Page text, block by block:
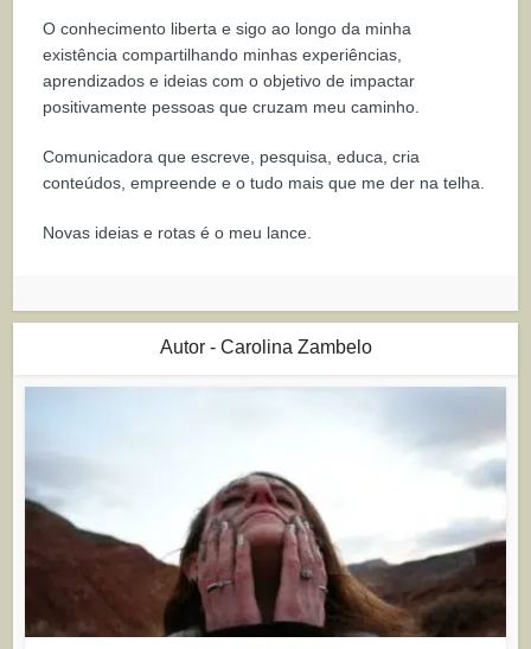
O conhecimento liberta e sigo ao longo da minha
existência compartilhando minhas experiências,
aprendizados e ideias com o objetivo de impactar
positivamente pessoas que cruzam meu caminho.
Comunicadora que escreve, pesquisa, educa, cria
conteúdos, empreende e o tudo mais que me der na telha.
Novas ideias e rotas é o meu lance.
Autor - Carolina Zambelo